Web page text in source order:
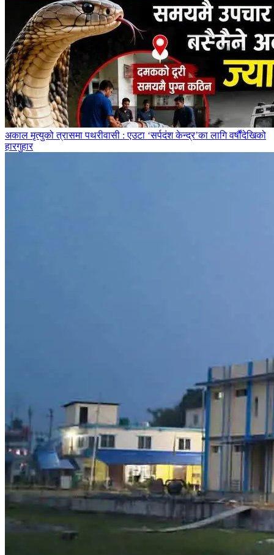
अकाल मृत्युको त्रासमा पथरीवासी : एउटा ‘सर्पदंश केन्द्र’का लागि वर्षौंदेखिको
हारगुहार